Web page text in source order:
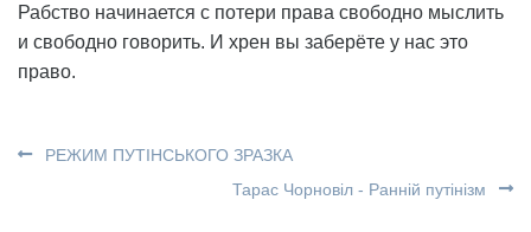
Рабство начинается с потери права свободно мыслить
и свободно говорить. И хрен вы заберёте у нас это
право.
РЕЖИМ ПУТІНСЬКОГО ЗРАЗКА
Тарас Чорновіл - Ранній путінізм